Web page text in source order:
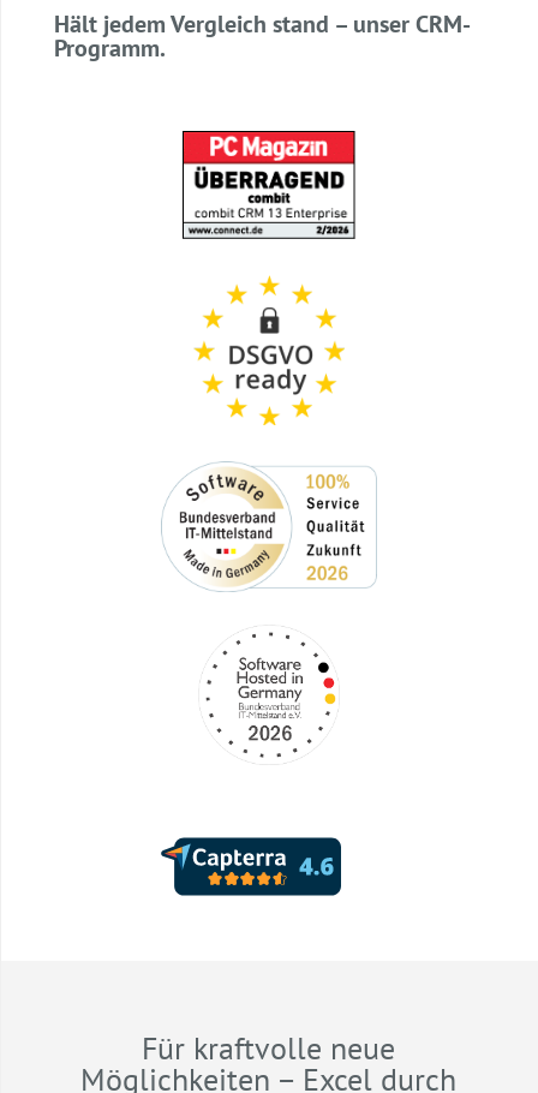
Hält jedem Vergleich stand – unser CRM-
Programm.
Für kraftvolle neue
Möglichkeiten – Excel durch